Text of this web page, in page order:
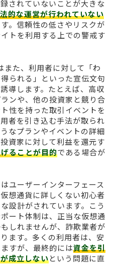
されていないことが大きな
的な運営が行われていない
。信頼性の低さやリスクが
トを利用する上での警戒す
た、利用者に対して「わ
られる」といった宣伝文句
導します。たとえば、高収
ンや、他の投資家と競り合
性を持った取引イベントを
者を引き込む手法が取られ
なプランやイベントの詳細
資家に対して利益を還元す
ることが目的である場合が
ユーザーインターフェース
想通貨に詳しくない初心者
設計がされています。こう
ート体制は、正当な仮想通
しれませんが、詐欺業者が
ます。多くの利用者は、安
すが、最終的には資金を引
成立しないという問題に直